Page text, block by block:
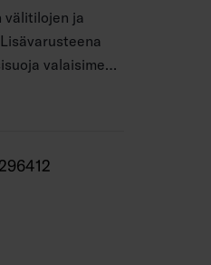
välitilojen ja
valaisimen